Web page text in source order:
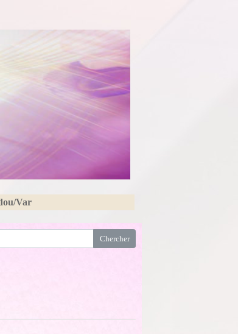
Var